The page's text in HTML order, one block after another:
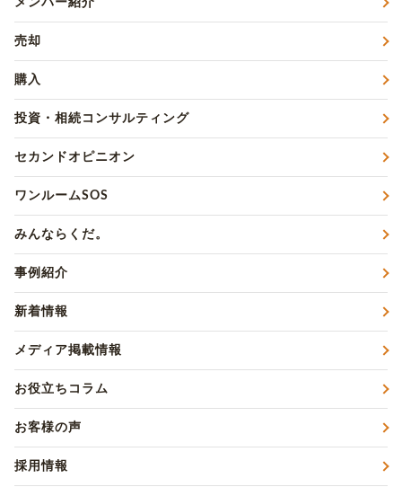
メンバー紹介
売却
購入
投資・相続コンサルティング
セカンドオピニオン
ワンルームSOS
みんならくだ。
事例紹介
新着情報
メディア掲載情報
お役立ちコラム
お客様の声
採用情報